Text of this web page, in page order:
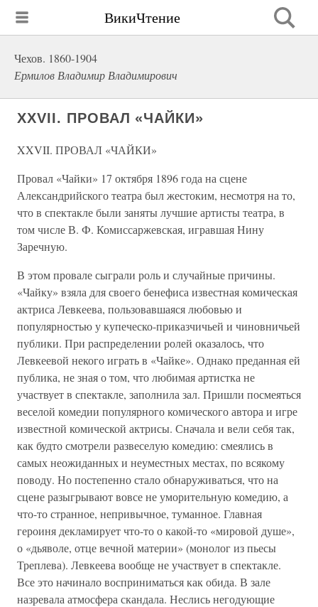
ВикиЧтение
Чехов. 1860-1904
Ермилов Владимир Владимирович
XXVII. ПРОВАЛ «ЧАЙКИ»
XXVII. ПРОВАЛ «ЧАЙКИ»
Провал «Чайки» 17 октября 1896 года на сцене
Александрийского театра был жестоким, несмотря на то,
что в спектакле были заняты лучшие артисты театра, в
том числе В. Ф. Комиссаржевская, игравшая Нину
Заречную.
В этом провале сыграли роль и случайные причины.
«Чайку» взяла для своего бенефиса известная комическая
актриса Левкеева, пользовавшаяся любовью и
популярностью у купеческо-приказчичьей и чиновничьей
публики. При распределении ролей оказалось, что
Левкеевой некого играть в «Чайке». Однако преданная ей
публика, не зная о том, что любимая артистка не
участвует в спектакле, заполнила зал. Пришли посмеяться
веселой комедии популярного комического автора и игре
известной комической актрисы. Сначала и вели себя так,
как будто смотрели развеселую комедию: смеялись в
самых неожиданных и неуместных местах, по всякому
поводу. Но постепенно стало обнаруживаться, что на
сцене разыгрывают вовсе не уморительную комедию, а
что-то странное, непривычное, туманное. Главная
героиня декламирует что-то о какой-то «мировой душе»,
о «дьяволе, отце вечной материи» (монолог из пьесы
Треплева). Левкеева вообще не участвует в спектакле.
Все это начинало восприниматься как обида. В зале
назревала атмосфера скандала. Неслись негодующие